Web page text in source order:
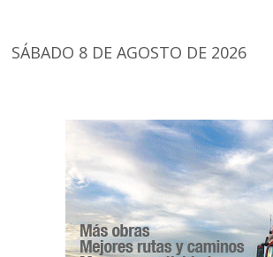
SÁBADO 8 DE AGOSTO DE 2026